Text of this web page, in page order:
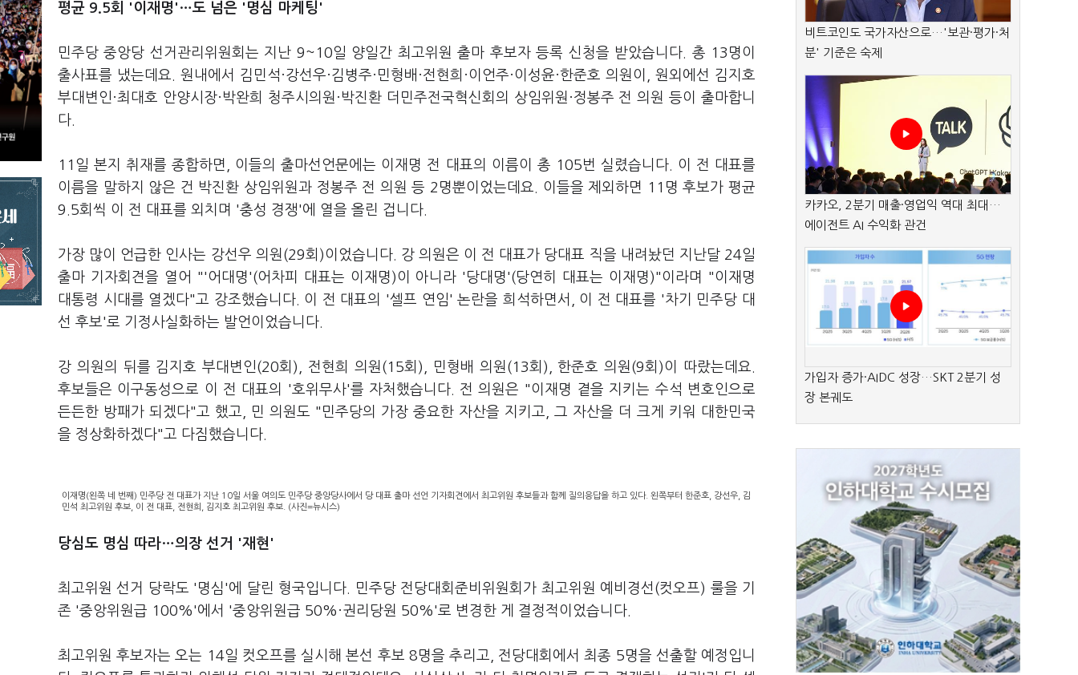
평균 9.5회 '이재명'…도 넘은 '명심 마케팅'
민주당 중앙당 선거관리위원회는 지난 9~10일 양일간 최고위원 출마 후보자 등록 신청을 받았습니다. 총 13명이
출사표를 냈는데요. 원내에서 김민석·강선우·김병주·민형배·전현희·이언주·이성윤·한준호 의원이, 원외에선 김지호
부대변인·최대호 안양시장·박완희 청주시의원·박진환 더민주전국혁신회의 상임위원·정봉주 전 의원 등이 출마합니
다.
11일 본지 취재를 종합하면, 이들의 출마선언문에는 이재명 전 대표의 이름이 총 105번 실렸습니다. 이 전 대표를
이름을 말하지 않은 건 박진환 상임위원과 정봉주 전 의원 등 2명뿐이었는데요. 이들을 제외하면 11명 후보가 평균
9.5회씩 이 전 대표를 외치며 '충성 경쟁'에 열을 올린 겁니다.
가장 많이 언급한 인사는 강선우 의원(29회)이었습니다. 강 의원은 이 전 대표가 당대표 직을 내려놨던 지난달 24일
출마 기자회견을 열어 "'어대명'(어차피 대표는 이재명)이 아니라 '당대명'(당연히 대표는 이재명)"이라며 "이재명
대통령 시대를 열겠다"고 강조했습니다. 이 전 대표의 '셀프 연임' 논란을 희석하면서, 이 전 대표를 '차기 민주당 대
선 후보'로 기정사실화하는 발언이었습니다.
강 의원의 뒤를 김지호 부대변인(20회), 전현희 의원(15회), 민형배 의원(13회), 한준호 의원(9회)이 따랐는데요.
후보들은 이구동성으로 이 전 대표의 '호위무사'를 자처했습니다. 전 의원은 "이재명 곁을 지키는 수석 변호인으로
든든한 방패가 되겠다"고 했고, 민 의원도 "민주당의 가장 중요한 자산을 지키고, 그 자산을 더 크게 키워 대한민국
을 정상화하겠다"고 다짐했습니다.
이재명(왼쪽 네 번째) 민주당 전 대표가 지난 10일 서울 여의도 민주당 중앙당사에서 당 대표 출마 선언 기자회견에서 최고위원 후보들과 함께 질의응답을 하고 있다. 왼쪽부터 한준호, 강선우, 김
민석 최고위원 후보, 이 전 대표, 전현희, 김지호 최고위원 후보. (사진=뉴시스)
당심도 명심 따라…의장 선거 '재현'
최고위원 선거 당락도 '명심'에 달린 형국입니다. 민주당 전당대회준비위원회가 최고위원 예비경선(컷오프) 룰을 기
존 '중앙위원급 100%'에서 '중앙위원급 50%·권리당원 50%'로 변경한 게 결정적이었습니다.
최고위원 후보자는 오는 14일 컷오프를 실시해 본선 후보 8명을 추리고, 전당대회에서 최종 5명을 선출할 예정입니
비트코인도 국가자산으로…'보관·평가·처
분' 기준은 숙제
카카오, 2분기 매출·영업익 역대 최대…
에이전트 AI 수익화 관건
가입자 증가·AIDC 성장…SKT 2분기 성
장 본궤도